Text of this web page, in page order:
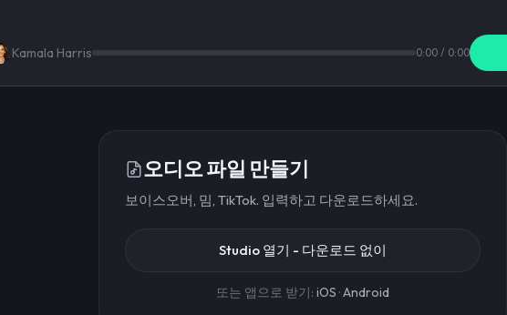
Kamala Harris 0:00 / 0:00
오디오 파일 만들기
보이스오버, 밈, TikTok. 입력하고 다운로드하세요.
Studio 열기 - 다운로드 없이
또는 앱으로 받기: iOS ·Android